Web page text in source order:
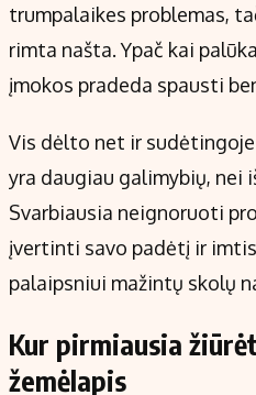
trumpalaikes problemas,
rimta našta. Ypač kai
įmokos pradeda spausti
Vis dėlto net ir
yra daugiau galimybių, nei
Svarbiausia neignoruoti
įvertinti savo padėtį ir
palaipsniui mažintų skolų
Kur pirmiausia
žemėlapis